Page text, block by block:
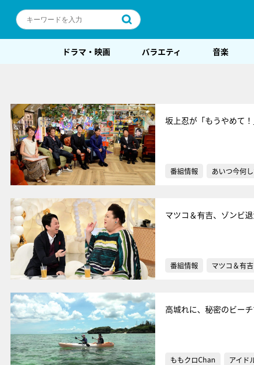
ドラマ・映画 バラエティ 音楽
坂上忍が「もうやめて
番組情報 あいつ今何
マツコ＆有吉、ゾンビ
番組情報 マツコ＆有
高城れに、秘密のビー
ももクロChan アイド